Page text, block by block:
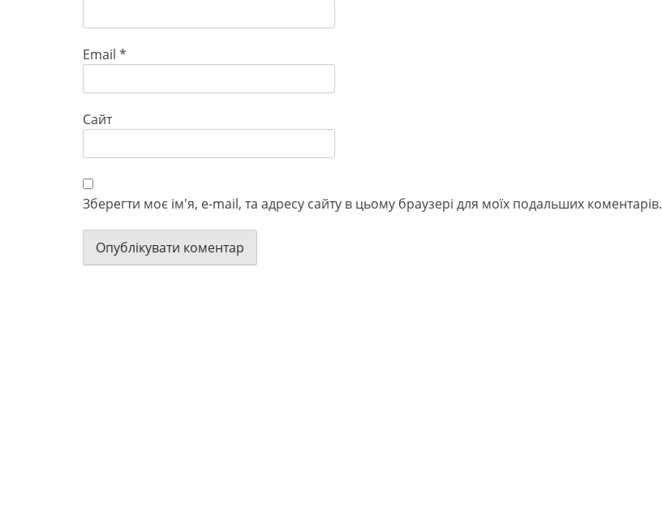
Email *
Сайт
Зберегти моє ім'я, e-mail, та адресу сайту в цьому браузері для моїх подальших коментарів.